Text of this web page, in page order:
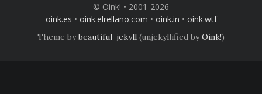
© Oink! • 2001-2026
oink.es • oink.elrellano.com • oink.in • oink.wtf
Theme bybeautiful-jekyll (unjekyllified byOink!)